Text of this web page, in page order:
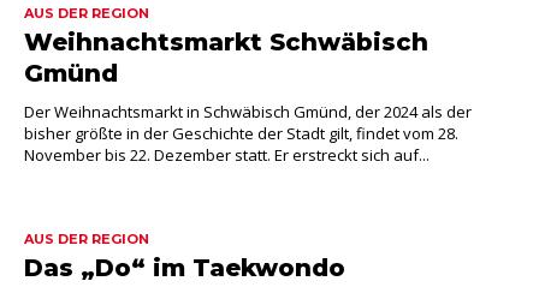
AUS DER REGION
Weihnachtsmarkt Schwäbisch
Gmünd
Der Weihnachtsmarkt in Schwäbisch Gmünd, der 2024 als der
bisher größte in der Geschichte der Stadt gilt, findet vom 28.
November bis 22. Dezember statt. Er erstreckt sich auf...
AUS DER REGION
Das „Do“ im Taekwondo